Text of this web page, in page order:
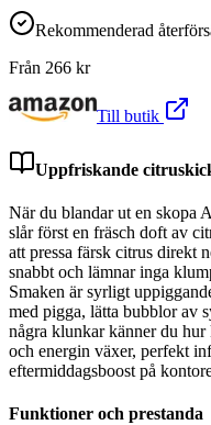
Rekommenderad
Från 266 kr
Till butik
Uppfriskande
När du blandar ut en skopa
slår först en fräsch doft av
att pressa färsk citrus direkt
snabbt och lämnar inga
Smaken är syrligt
med pigga, lätta bubblor av
några klunkar känner du
och energin växer, perfekt
eftermiddagsboost på
Funktioner och prestanda